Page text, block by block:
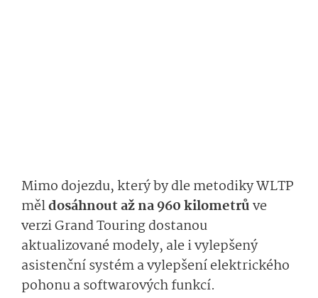
Mimo dojezdu, který by dle metodiky WLTP
měldosáhnout až na 960 kilometrůve
verzi Grand Touring dostanou
aktualizované modely, ale i vylepšený
asistenční systém a vylepšení elektrického
pohonu a softwarových funkcí.